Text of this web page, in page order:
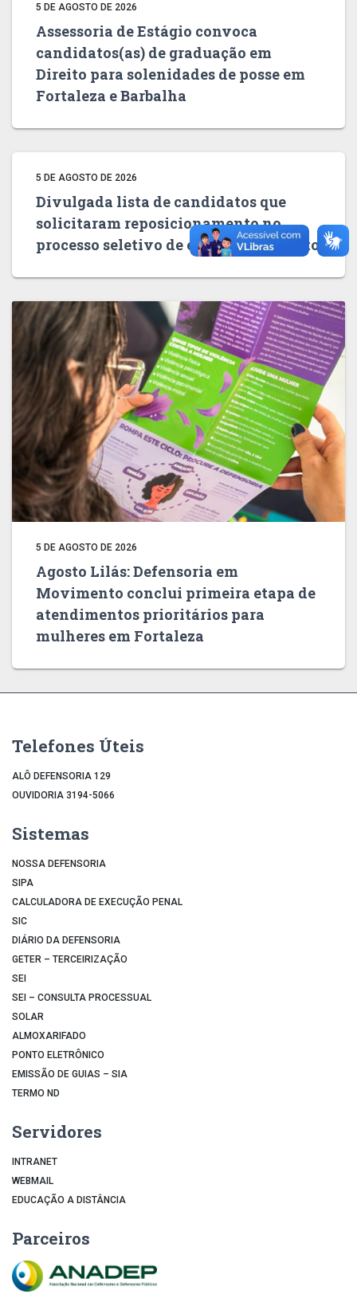
5 DE AGOSTO DE 2026
Assessoria de Estágio convoca
candidatos(as) de graduação em
Direito para solenidades de posse em
Fortaleza e Barbalha
5 DE AGOSTO DE 2026
Divulgada lista de candidatos que
solicitaram reposicionamento no
processo seletivo de estágio em Direito
5 DE AGOSTO DE 2026
Agosto Lilás: Defensoria em
Movimento conclui primeira etapa de
atendimentos prioritários para
mulheres em Fortaleza
Telefones Úteis
ALÔ DEFENSORIA 129
OUVIDORIA 3194-5066
Sistemas
NOSSA DEFENSORIA
SIPA
CALCULADORA DE EXECUÇÃO PENAL
SIC
DIÁRIO DA DEFENSORIA
GETER – TERCEIRIZAÇÃO
SEI
SEI – CONSULTA PROCESSUAL
SOLAR
ALMOXARIFADO
PONTO ELETRÔNICO
EMISSÃO DE GUIAS – SIA
TERMO ND
Servidores
INTRANET
WEBMAIL
EDUCAÇÃO A DISTÂNCIA
Parceiros